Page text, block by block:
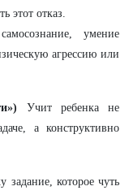
этот отказ.
умение
агрессию или
Учит ребенка не
а конструктивно
задание, которое чуть